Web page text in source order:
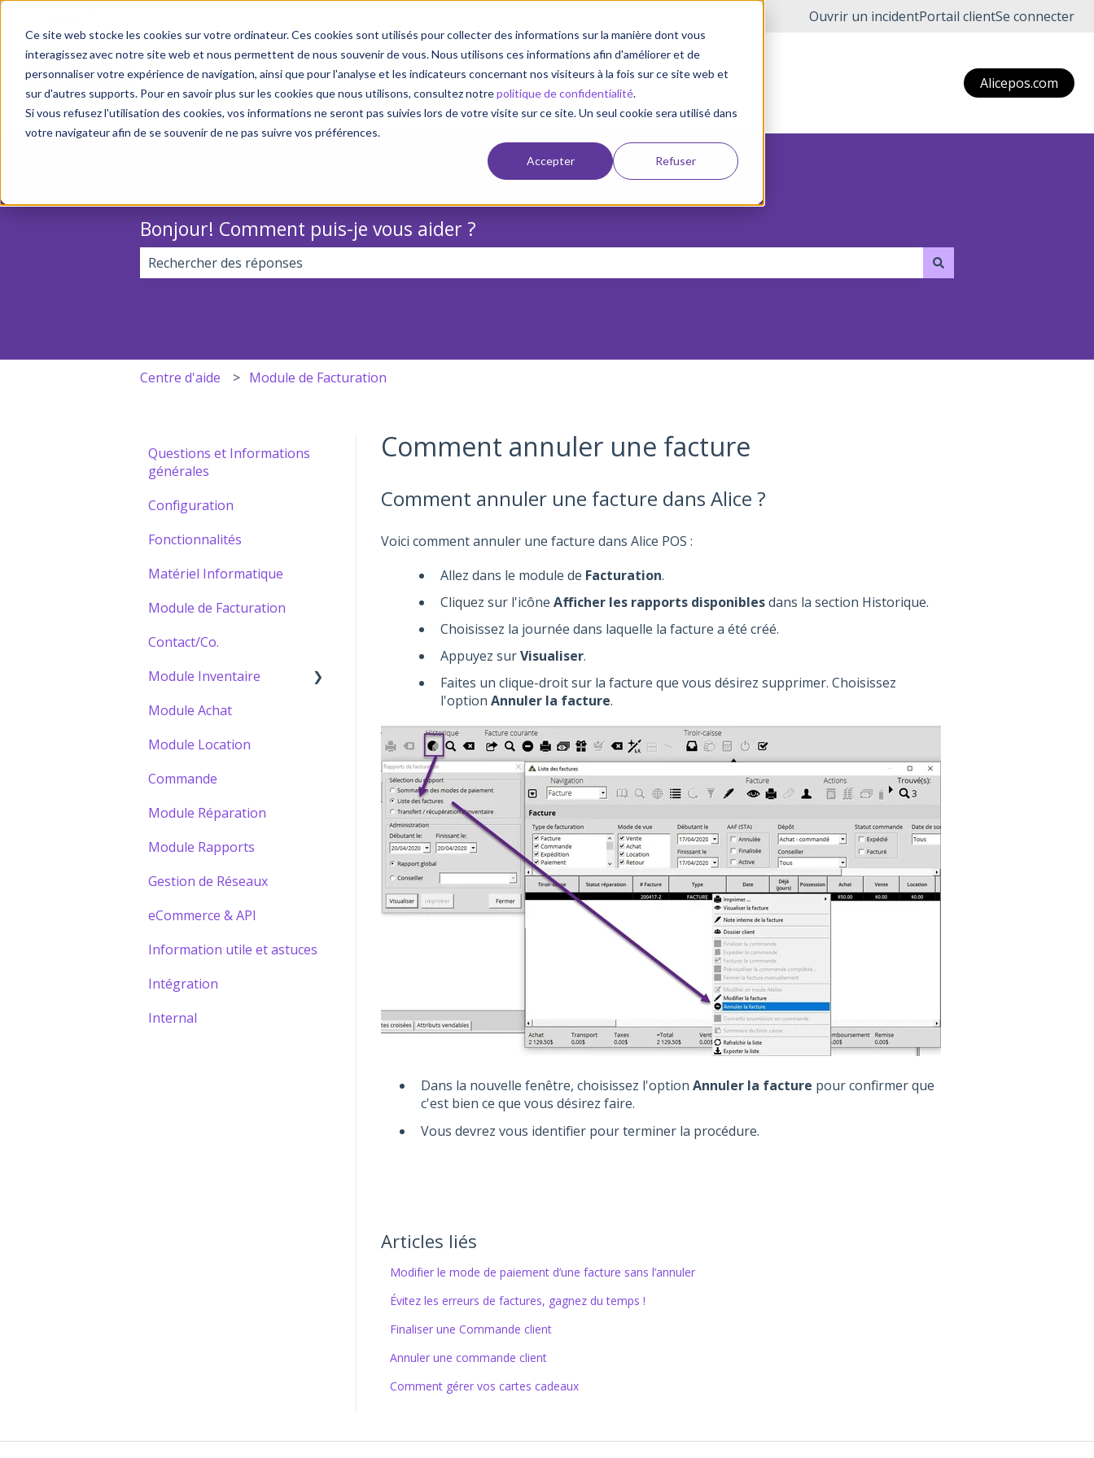
Ce site web stocke les cookies sur votre ordinateur. Ces cookies sont utilisés pour collecter des informations sur la manière dont vous
interagissez avec notre site web et nous permettent de nous souvenir de vous. Nous utilisons ces informations afin d'améliorer et de
personnaliser votre expérience de navigation, ainsi que pour l'analyse et les indicateurs concernant nos visiteurs à la fois sur ce site web et
sur d'autres supports. Pour en savoir plus sur les cookies que nous utilisons, consultez notrepolitique de confidentialité.
Si vous refusez l'utilisation des cookies, vos informations ne seront pas suivies lors de votre visite sur ce site. Un seul cookie sera utilisé dans
votre navigateur afin de se souvenir de ne pas suivre vos préférences.
Accepter Refuser
Ouvrir un incidentPortail clientSe connecter
Alicepos.com
Bonjour! Comment puis-je vous aider ?
Centre d'aide Module de Facturation
Comment annuler une facture
Comment annuler une facture dans Alice ?
Voici comment annuler une facture dans Alice POS :
Allez dans le module de Facturation.
Cliquez sur l'icône Afficher les rapports disponiblesdans la section Historique.
Choisissez la journée dans laquelle la facture a été créé.
Appuyez surVisualiser.
Faites un clique-droit sur la facture que vous désirez supprimer. Choisissez
l'option Annuler la facture.
Dans la nouvelle fenêtre, choisissez l'option Annuler la facture pour confirmer que
c'est bien ce que vous désirez faire.
Vous devrez vous identifier pour terminer la procédure.
Articles liés
Modifier le mode de paiement d’une facture sans l’annuler
Évitez les erreurs de factures, gagnez du temps !
Finaliser une Commande client
Annuler une commande client
Comment gérer vos cartes cadeaux
Questions et Informations
générales
Configuration
Fonctionnalités
Matériel Informatique
Module de Facturation
Contact/Co.
Module Inventaire
Bâtir votre Catalogue
Module Achat
Module Location
Commande
Module Réparation
Module Rapports
Gestion de Réseaux
eCommerce & API
Information utile et astuces
Intégration
Internal